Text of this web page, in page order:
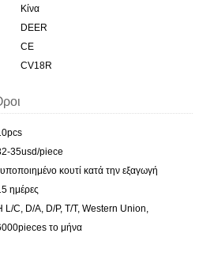
Κίνα
DEER
CE
CV18R
35usd/piece
κουτί κατά την εξαγωγή
ημέρες
L/C, D/A, D/P, T/T, Western Union,
το μήνα